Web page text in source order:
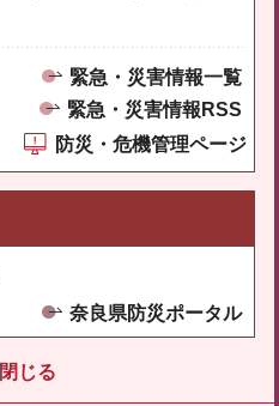
緊急・災害情報一覧
緊急・災害情報RSS
防災・危機管理ページ
奈良県防災ポータル
閉じる